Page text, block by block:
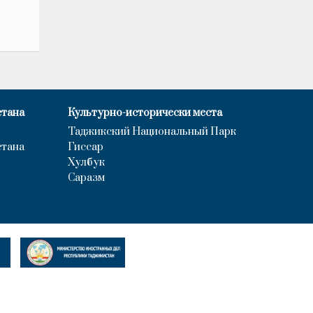
Культурно-исторически места
Таджикский Национальный Парк
Гиссар
Хулбук
Саразм